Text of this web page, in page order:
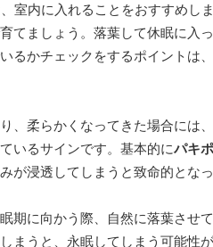
室内に入れることをおすすめし
てましょう。落葉して休眠に入
るかチェックをするポイントは
、柔らかくなってきた場合には
いるサインです。基本的にパキ
が浸透してしまうと致命的とな
期に向かう際、自然に落葉させ
まうと、永眠してしまう可能性